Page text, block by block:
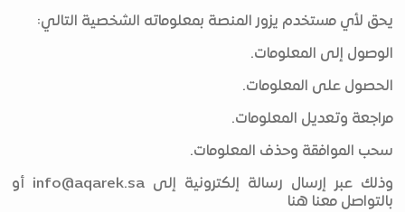
يحق لأي مستخدم يزور المنصة بمعلوماته الشخصية التالي:
الوصول إلى المعلومات.
الحصول على المعلومات.
مراجعة وتعديل المعلومات.
سحب الموافقة وحذف المعلومات.
وذلك عبر إرسال رسالة إلكترونية إلى info@aqarek.sa أو
بالتواصل معنا هنا